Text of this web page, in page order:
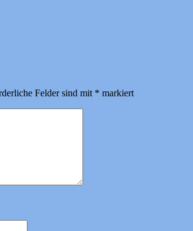
Felder sind mit * markiert